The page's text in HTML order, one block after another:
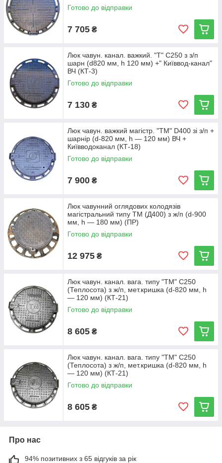
Готово до відправки
7 705 ₴
Люк чавун. канал. важкий. "Т" С250 з з/п
шарн (d820 мм, h 120 мм) +" Київвод-канал"
ВЧ (КТ-3)
Готово до відправки
7 130 ₴
Люк чавун. важкий магістр. "ТМ" D400 зі з/п +
шарнір (d-820 мм, h — 120 мм) ВЧ +
Київводоканал (КТ-18)
Готово до відправки
7 900 ₴
Люк чавунний оглядових колодязів
магістральний типу ТМ (Д400) з ж/п (d-900
мм, h — 180 мм) (ПР)
Готово до відправки
12 975 ₴
Люк чавун. канал. вага. типу "ТМ" С250
(Теплосота) з ж/п, мет.кришка (d-820 мм, h
— 120 мм) (КТ-21)
Готово до відправки
8 605 ₴
Люк чавун. канал. вага. типу "ТМ" С250
(Теплосота) з ж/п, мет.кришка (d-820 мм, h
— 120 мм) (КТ-21)
Готово до відправки
8 605 ₴
Про нас
94% позитивних з 65 відгуків за рік